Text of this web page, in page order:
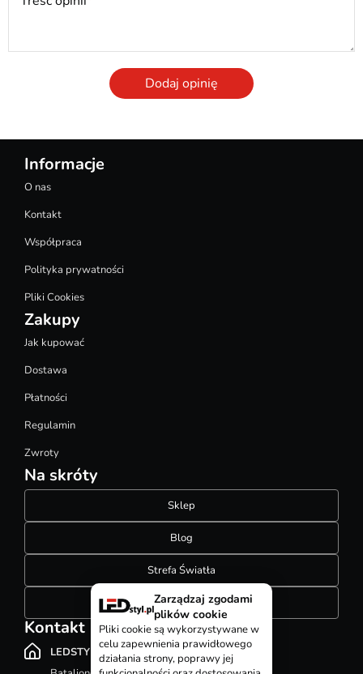
Dodaj opinię
Informacje
O nas
Kontakt
Współpraca
Polityka prywatności
Pliki Cookies
Zakupy
Jak kupować
Dostawa
Płatności
Regulamin
Zwroty
Na skróty
Sklep
Blog
Strefa Światła
Konfigurator szynoprzewodów
Kontakt
LEDSTYL.pl
Zarządzaj zgodami
plików cookie
Pliki cookie są wykorzystywane w
celu zapewnienia prawidłowego
działania strony, poprawy jej